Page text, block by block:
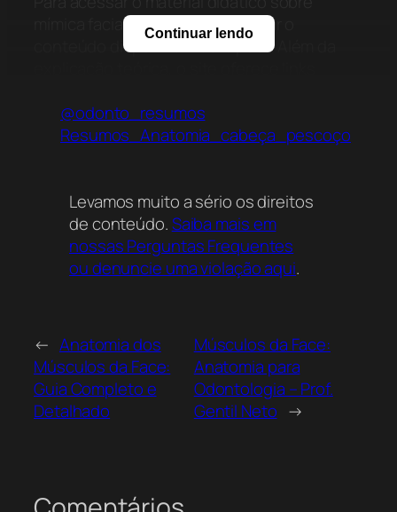
mímica facial, você deve visualizar o
conteúdo disponível neste post. Além da
canais de WhatsApp e Telegram onde novos
conteúdos de anatomia são compartilhados
Como achar materiais gratuitos em PDF
sobre a anatomia do músculo frontal e
corrugador?
Para encontrar PDFs específicos sobre os
neste post ou entrar nos canais exclusivos
do WhatsApp e Telegram do Odonto
Resumos, onde materiais focados em
anatomia facial e odontologia são
disponibilizados gratuitamente.
completa?
Continuar lendo
@odonto_resumos
Resumos_Anatomia_cabeça_pescoço
Levamos muito a sério os direitos
de conteúdo.Saiba mais em
nossas Perguntas Frequentes
ou denuncie uma violação aqui.
← Anatomia dos
Músculos da Face:
Guia Completo e
Detalhado
Músculos da Face:
Anatomia para
Odontologia – Prof.
Gentil Neto →